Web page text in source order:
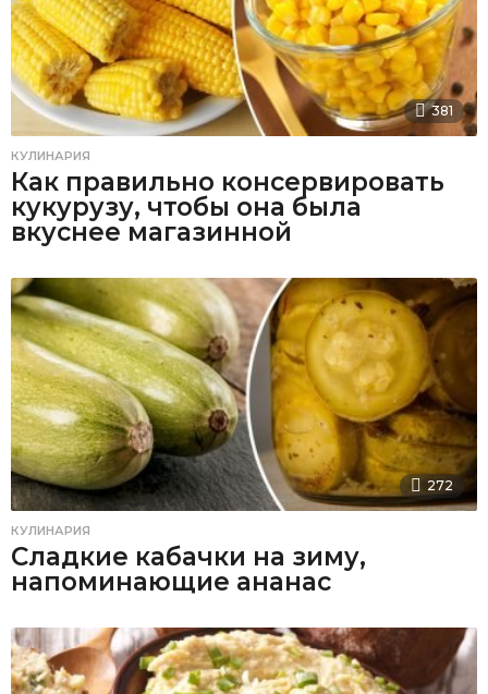
381
КУЛИНАРИЯ
Как правильно консервировать
кукурузу, чтобы она была
вкуснее магазинной
272
КУЛИНАРИЯ
Сладкие кабачки на зиму,
напоминающие ананас